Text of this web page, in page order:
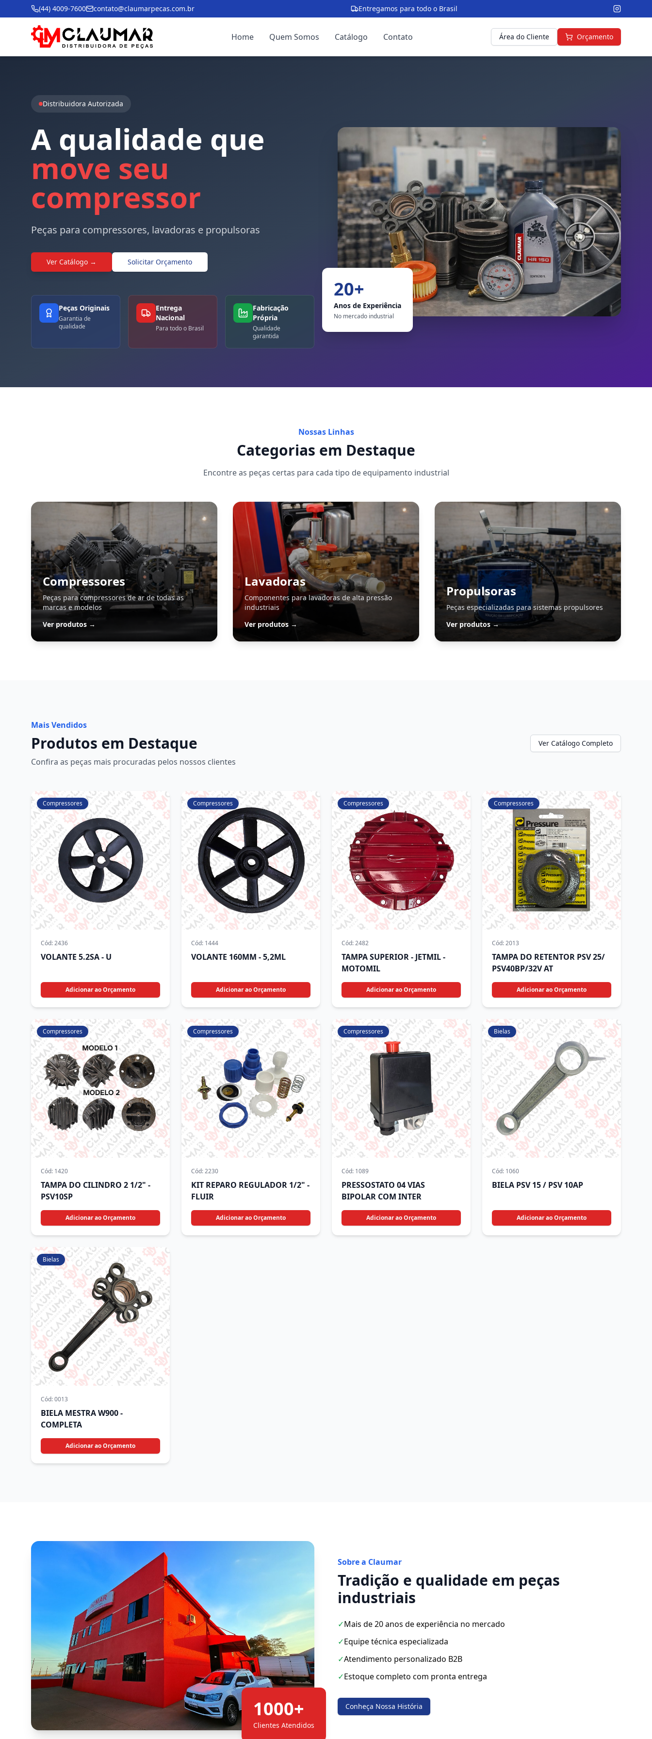
(44) 4009-7600 contato@claumarpecas.com.br Entregamos para todo o Brasil
Home Quem Somos Catálogo Contato Área do Cliente Orçamento
Distribuidora Autorizada
A qualidade que
move seu
compressor
Peças para compressores, lavadoras e propulsoras
Ver Catálogo → Solicitar Orçamento
Peças Originais
Garantia de
qualidade
Entrega
Nacional
Para todo o Brasil
Fabricação
Própria
Qualidade
garantida
20+
Anos de Experiência
No mercado industrial
Nossas Linhas
Categorias em Destaque
Encontre as peças certas para cada tipo de equipamento industrial
Compressores
Peças para compressores de ar de todas as
marcas e modelos
Ver produtos →
Lavadoras
Componentes para lavadoras de alta pressão
industriais
Ver produtos →
Propulsoras
Peças especializadas para sistemas propulsores
Ver produtos →
Mais Vendidos
Produtos em Destaque
Confira as peças mais procuradas pelos nossos clientes
Ver Catálogo Completo
Compressores
Cód:2436
VOLANTE 5.2SA - U
Adicionar ao Orçamento
Compressores
Cód: 1444
VOLANTE 160MM - 5,2ML
Adicionar ao Orçamento
Compressores
Cód:2482
TAMPA SUPERIOR - JETMIL -
MOTOMIL
Adicionar ao Orçamento
Compressores
Cód:2013
TAMPA DO RETENTOR PSV 25/
PSV40BP/32V AT
Adicionar ao Orçamento
Compressores
Cód: 1420
TAMPA DO CILINDRO 2 1/2" -
PSV10SP
Adicionar ao Orçamento
Compressores
Cód:2230
KIT REPARO REGULADOR 1/2" -
FLUIR
Adicionar ao Orçamento
Compressores
Cód: 1089
PRESSOSTATO 04 VIAS
BIPOLAR COM INTER
Adicionar ao Orçamento
Bielas
Cód: 1060
BIELA PSV 15 / PSV 10AP
Adicionar ao Orçamento
Bielas
Cód:0013
BIELA MESTRA W900 -
COMPLETA
Adicionar ao Orçamento
1000+
Clientes Atendidos
Sobre a Claumar
Tradição e qualidade em peças
industriais
✓Mais de 20 anos de experiência no mercado
✓Equipe técnica especializada
✓Atendimento personalizado B2B
✓Estoque completo com pronta entrega
Conheça Nossa História